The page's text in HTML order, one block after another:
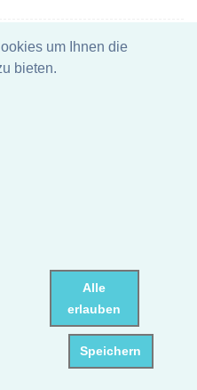
ca. 150 cm
& coloriert
150AAF
cm
€
- 6 Tage
um Ihnen die
bieten.
Alle
erlauben
Speichern